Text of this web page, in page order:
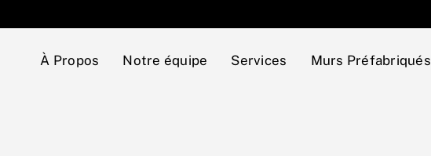
À Propos Notre équipe Services Murs Préfabriqués